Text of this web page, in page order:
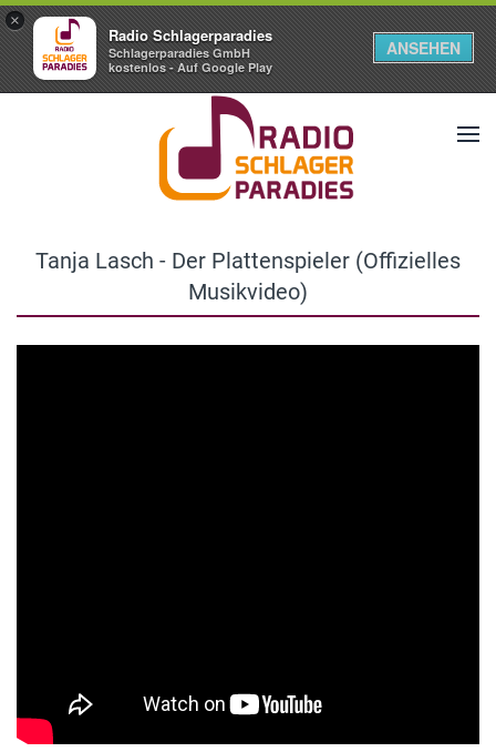
×
Radio Schlagerparadies
Schlagerparadies GmbH
kostenlos - Auf Google Play
ANSEHEN
Tanja Lasch - Der Plattenspieler (Offizielles
Musikvideo)